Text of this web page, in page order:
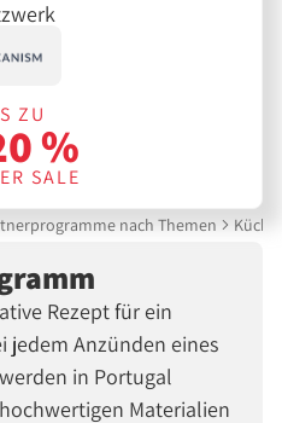
ZU
%
SALE
nach Themen
Rezept für ein
jedem Anzünden eines
in Portugal
Materialien